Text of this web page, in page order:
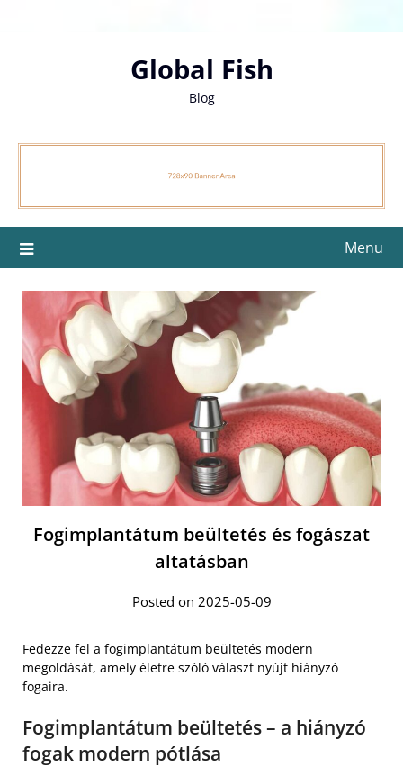
Global Fish
Blog
Menu
Fogimplantátum beültetés és fogászat
altatásban
Posted on 2025-05-09
Fedezze fel a fogimplantátum beültetés modern
megoldását, amely életre szóló választ nyújt hiányzó
fogaira.
Fogimplantátum beültetés – a hiányzó
fogak modern pótlása